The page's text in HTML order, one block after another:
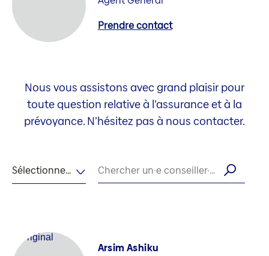
Prendre contact
Nous vous assistons avec grand plaisir pour
toute question relative à l’assurance et à la
prévoyance. N’hésitez pas à nous contacter.
Sélectionner la langue Chercher un·e conseiller·ère par son nom
Arsim Ashiku